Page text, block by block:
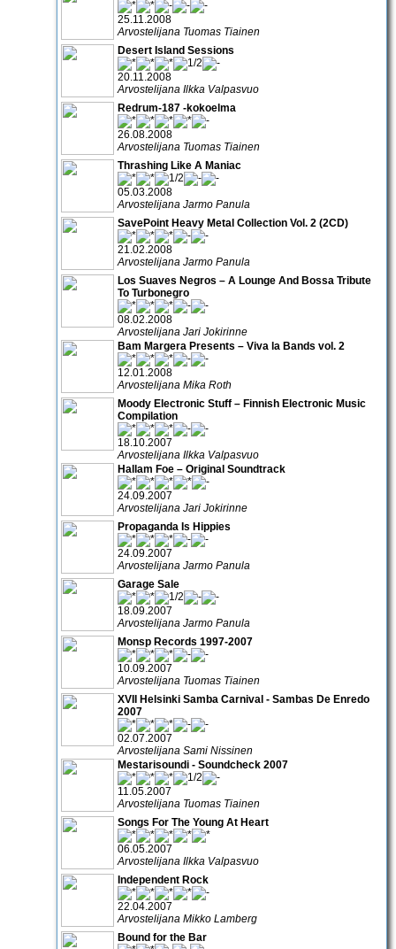
25.11.2008
Arvostelijana Tuomas Tiainen
Desert Island Sessions
20.11.2008
Arvostelijana Ilkka Valpasvuo
Redrum-187 -kokoelma
26.08.2008
Arvostelijana Tuomas Tiainen
Thrashing Like A Maniac
05.03.2008
Arvostelijana Jarmo Panula
SavePoint Heavy Metal Collection Vol. 2 (2CD)
21.02.2008
Arvostelijana Jarmo Panula
Los Suaves Negros – A Lounge And Bossa Tribute
To Turbonegro
08.02.2008
Arvostelijana Jari Jokirinne
Bam Margera Presents – Viva la Bands vol. 2
12.01.2008
Arvostelijana Mika Roth
Moody Electronic Stuff – Finnish Electronic Music
Compilation
18.10.2007
Arvostelijana Ilkka Valpasvuo
Hallam Foe – Original Soundtrack
24.09.2007
Arvostelijana Jari Jokirinne
Propaganda Is Hippies
24.09.2007
Arvostelijana Jarmo Panula
Garage Sale
18.09.2007
Arvostelijana Jarmo Panula
Monsp Records 1997-2007
10.09.2007
Arvostelijana Tuomas Tiainen
XVII Helsinki Samba Carnival - Sambas De Enredo
2007
02.07.2007
Arvostelijana Sami Nissinen
Mestarisoundi - Soundcheck 2007
11.05.2007
Arvostelijana Tuomas Tiainen
Songs For The Young At Heart
06.05.2007
Arvostelijana Ilkka Valpasvuo
Independent Rock
22.04.2007
Arvostelijana Mikko Lamberg
Bound for the Bar